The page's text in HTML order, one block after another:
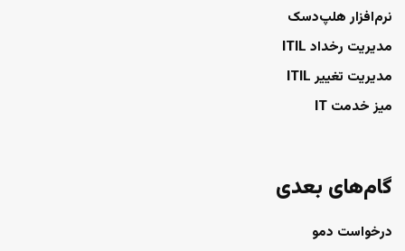
نرم‌افزار هلپ‌دسک
مدیریت رخداد ITIL
مدیریت تغییر ITIL
میز خدمت IT
گام‌های بعدی
درخواست دمو